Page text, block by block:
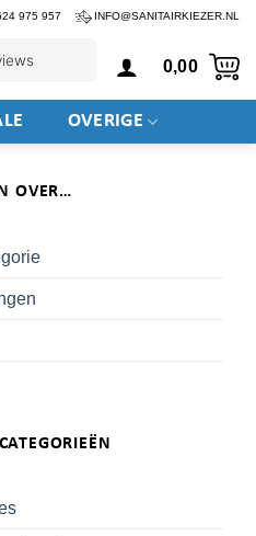
975 957 INFO@SANITAIRKIEZER.NL
0,00
OVERIGE
OVER…